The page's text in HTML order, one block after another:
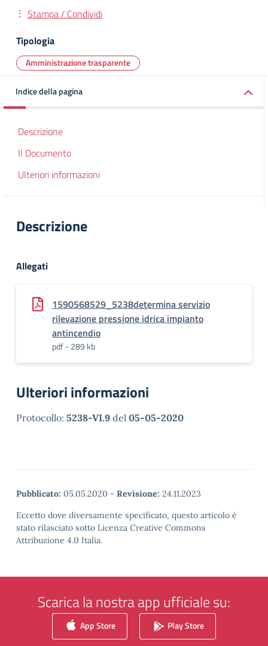
Stampa / Condividi
Tipologia
Amministrazione trasparente
Indice della pagina
Descrizione
Il Documento
Ulteriori informazioni
Descrizione
Allegati
1590568529_5238determina servizio
rilevazione pressione idrica impianto
antincendio
pdf - 289 kb
Ulteriori informazioni
Protocollo: 5238-VI.9 del 05-05-2020
Pubblicato: 05.05.2020 - Revisione: 24.11.2023
Eccetto dove diversamente specificato, questo articolo è
stato rilasciato sotto Licenza Creative Commons
Attribuzione 4.0 Italia.
Scarica la nostra app ufficiale su:
App Store Play Store